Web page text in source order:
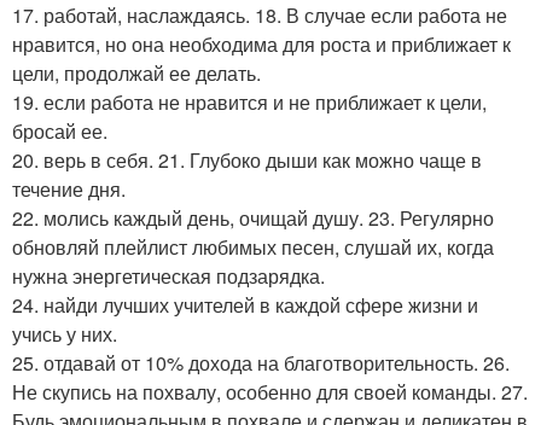
17. работай, наслаждаясь. 18. В случае если работа не
нравится, но она необходима для роста и приближает к
цели, продолжай ее делать.
19. если работа не нравится и не приближает к цели,
бросай ее.
20. верь в себя. 21. Глубоко дыши как можно чаще в
течение дня.
22. молись каждый день, очищай душу. 23. Регулярно
обновляй плейлист любимых песен, слушай их, когда
нужна энергетическая подзарядка.
24. найди лучших учителей в каждой сфере жизни и
учись у них.
25. отдавай от 10% дохода на благотворительность. 26.
Не скупись на похвалу, особенно для своей команды. 27.